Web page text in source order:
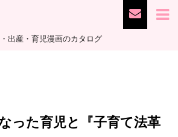
出産・育児漫画のカタログ
った育児と『子育て法革